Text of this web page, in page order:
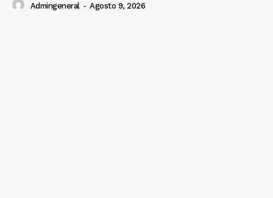
Admingeneral - Agosto 9, 2026